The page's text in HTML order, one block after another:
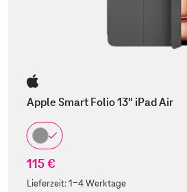
Apple Smart Folio 13" iPad Air
115 €
Lieferzeit:1-4 Werktage